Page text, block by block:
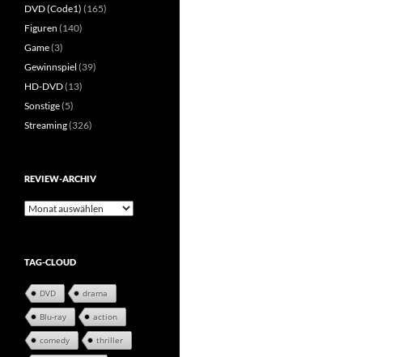
DVD (Code1) (165)
Figuren (140)
Game(3)
Gewinnspiel (39)
HD-DVD(13)
Sonstige(5)
Streaming(326)
REVIEW-ARCHIV
Review-
TAG-CLOUD
DVD drama
Blu-ray action
comedy thriller